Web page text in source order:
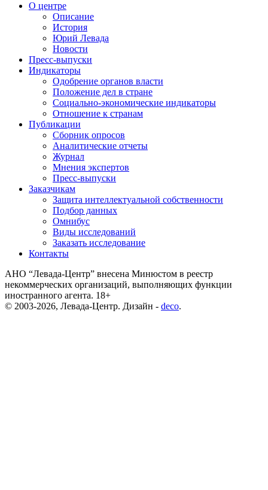
О центре
Описание
История
Юрий Левада
Новости
Пресс-выпуски
Индикаторы
Одобрение органов власти
Положение дел в стране
Социально-экономические индикаторы
Отношение к странам
Публикации
Сборник опросов
Аналитические отчеты
Журнал
Мнения экспертов
Пресс-выпуски
Заказчикам
Защита интеллектуальной собственности
Подбор данных
Омнибус
Виды исследований
Заказать исследование
Контакты
АНО “Левада-Центр” внесена Минюстом в реестр
некоммерческих организаций, выполняющих функции
иностранного агента. 18+
© 2003-2026, Левада-Центр. Дизайн - deco.